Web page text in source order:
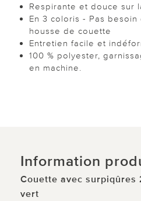
Respirante et douce sur
En 3 coloris - Pas
housse de couette
Entretien facile et
100 % polyester,
en machine.
Information
Couette avec surpiqûres
vert